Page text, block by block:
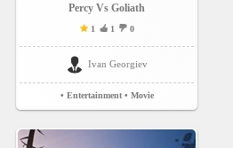
Percy Vs Goliath
1 1 0
Ivan Georgiev
• Entertainment • Movie